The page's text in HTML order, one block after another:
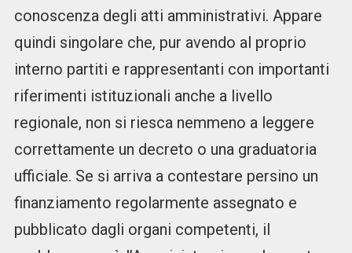
conoscenza degli atti amministrativi. Appare
quindi singolare che, pur avendo al proprio
interno partiti e rappresentanti con importanti
riferimenti istituzionali anche a livello
regionale, non si riesca nemmeno a leggere
correttamente un decreto o una graduatoria
ufficiale. Se si arriva a contestare persino un
finanziamento regolarmente assegnato e
pubblicato dagli organi competenti, il